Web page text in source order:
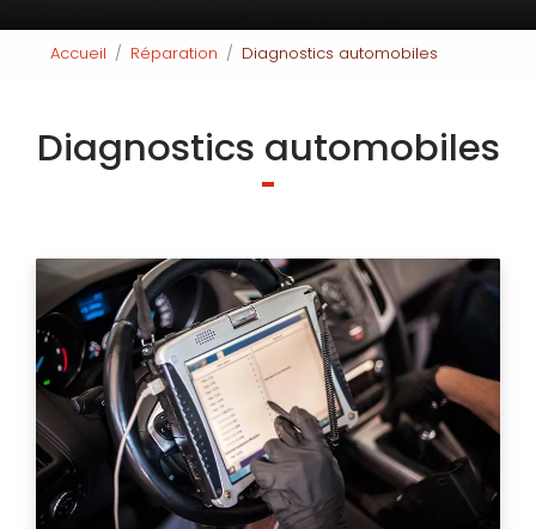
Accueil Réparation Diagnostics automobiles
Diagnostics automobiles